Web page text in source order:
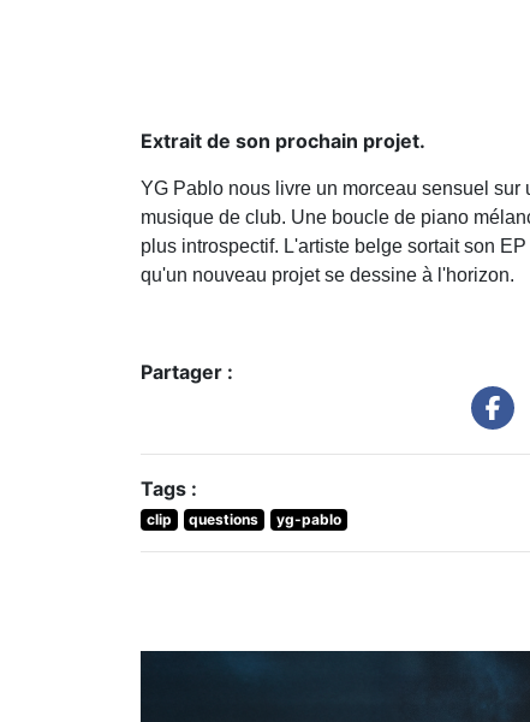
Extrait de son prochain projet.
YG Pablo nous livre un morceau sensuel
musique de club. Une boucle de piano
plus introspectif. L'artiste belge sortait son
qu'un nouveau projet se dessine à l'horizon.
Partager :
Tags :
clip questions yg-pablo